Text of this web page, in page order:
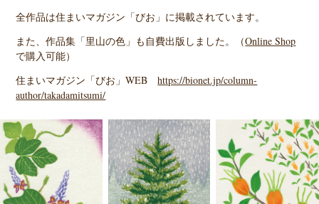
全作品は住まいマガジン「びお」に掲載されています。
また、作品集「里山の色」も自費出版しました。（Online Shop
で購入可能）
住まいマガジン「びお」WEBhttps://bionet.jp/column-
author/takadamitsumi/